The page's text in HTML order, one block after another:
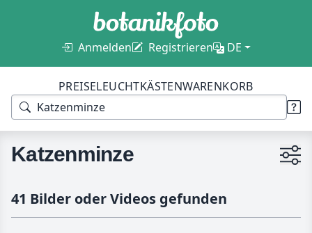
Anmelden Registrieren DE
PREISELEUCHTKÄSTENWARENKORB
Katzenminze
41 Bilder oder Videos gefunden